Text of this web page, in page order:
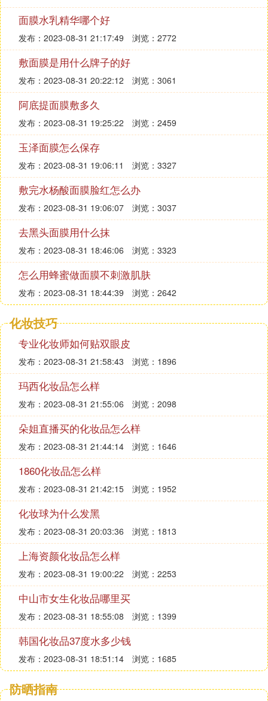
面膜水乳精华哪个好
发布：2023-08-31 21:17:49 浏览：2772
敷面膜是用什么牌子的好
发布：2023-08-31 20:22:12 浏览：3061
阿底提面膜敷多久
发布：2023-08-31 19:25:22 浏览：2459
玉泽面膜怎么保存
发布：2023-08-31 19:06:11 浏览：3327
敷完水杨酸面膜脸红怎么办
发布：2023-08-31 19:06:07 浏览：3037
去黑头面膜用什么抹
发布：2023-08-31 18:46:06 浏览：3323
怎么用蜂蜜做面膜不刺激肌肤
发布：2023-08-31 18:44:39 浏览：2642
化妆技巧
专业化妆师如何贴双眼皮
发布：2023-08-31 21:58:43 浏览：1896
玛西化妆品怎么样
发布：2023-08-31 21:55:06 浏览：2098
朵姐直播买的化妆品怎么样
发布：2023-08-31 21:44:14 浏览：1646
1860化妆品怎么样
发布：2023-08-31 21:42:15 浏览：1952
化妆球为什么发黑
发布：2023-08-31 20:03:36 浏览：1813
上海资颜化妆品怎么样
发布：2023-08-31 19:00:22 浏览：2253
中山市女生化妆品哪里买
发布：2023-08-31 18:55:08 浏览：1399
韩国化妆品37度水多少钱
发布：2023-08-31 18:51:14 浏览：1685
防晒指南